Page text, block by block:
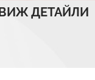
ВИЖ ДЕТАЙЛИ